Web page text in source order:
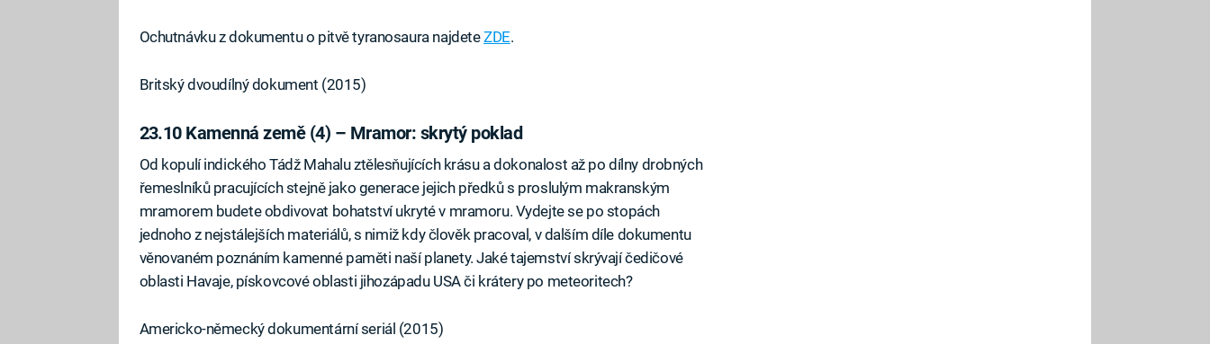
Ochutnávku z dokumentu o pitvě tyranosaura najdeteZDE.
Britský dvoudílný dokument (2015)
23.10 Kamenná země (4) – Mramor: skrytý poklad
Od kopulí indického Tádž Mahalu ztělesňujících krásu a dokonalost až po dílny drobných
řemeslníků pracujících stejně jako generace jejich předků s proslulým makranským
mramorem budete obdivovat bohatství ukryté v mramoru. Vydejte se po stopách
jednoho z nejstálejších materiálů, s nimiž kdy člověk pracoval, v dalším díle dokumentu
věnovaném poznáním kamenné paměti naší planety. Jaké tajemství skrývají čedičové
oblasti Havaje, pískovcové oblasti jihozápadu USA či krátery po meteoritech?
Americko-německý dokumentární seriál (2015)